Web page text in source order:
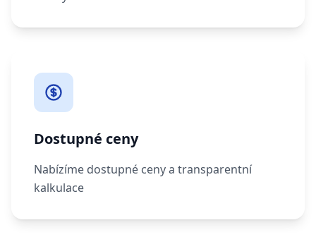
Dostupné ceny
Nabízíme dostupné ceny a transparentní
kalkulace